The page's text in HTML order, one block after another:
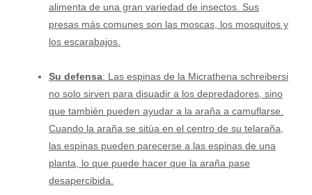
alimenta de una gran variedad de insectos. Sus
presas más comunes son las moscas, los mosquitos y
los escarabajos.
Su defensa: Las espinas de la Micrathena schreibersi
no solo sirven para disuadir a los depredadores, sino
que también pueden ayudar a la araña a camuflarse.
Cuando la araña se sitúa en el centro de su telaraña,
las espinas pueden parecerse a las espinas de una
planta, lo que puede hacer que la araña pase
desapercibida.